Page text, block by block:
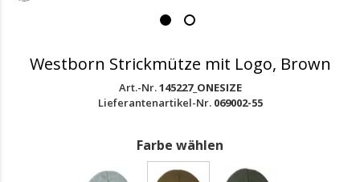
Westborn Strickmütze mit Logo, Brown
Art.-Nr.145227_ONESIZE
Lieferantenartikel-Nr. 069002-55
Farbe wählen